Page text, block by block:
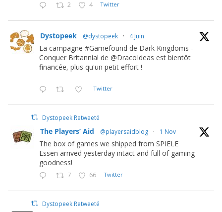
2 4 Twitter
Dystopeek @dystopeek · 4 Juin
La campagne #Gamefound de Dark Kingdoms -
Conquer Britannia! de @DracoIdeas est bientôt
financée, plus qu'un petit effort !
Twitter
Dystopeek Retweeté
The Players’ Aid @playersaidblog · 1 Nov
The box of games we shipped from SPIELE
Essen arrived yesterday intact and full of gaming
goodness!
7 66 Twitter
Dystopeek Retweeté